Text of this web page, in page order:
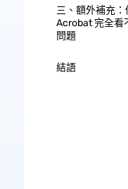
三、額外補充
Acrobat 完全看
問題
結語